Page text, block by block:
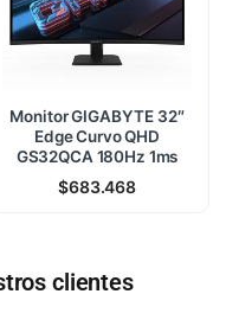
Monitor GIGABYTE 32″
Edge Curvo QHD
GS32QCA 180Hz 1ms
$683.468
clientes